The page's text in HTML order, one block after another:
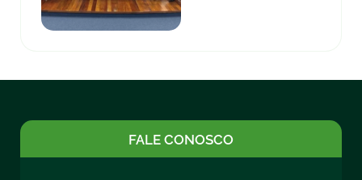
FALE CONOSCO